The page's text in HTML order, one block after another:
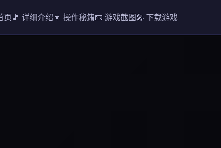
页🎵 详细介绍🎇 操作秘籍📧 游戏截图🎤 下载游戏